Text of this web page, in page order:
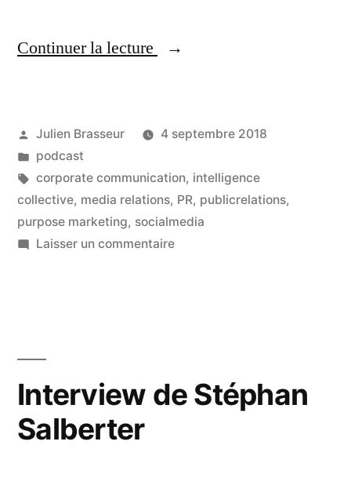
Continuer la lecture
« Les
de
la
créativité
–
Publié
par
Julien Brasseur
4 septembre 2018
Publié
dans
podcast
Étiquettes :
corporate communication, intelligence
collective, media relations, PR, publicrelations,
purpose marketing, socialmedia
Laisser un commentairesur
–
Interview de Stéphan
Salberter